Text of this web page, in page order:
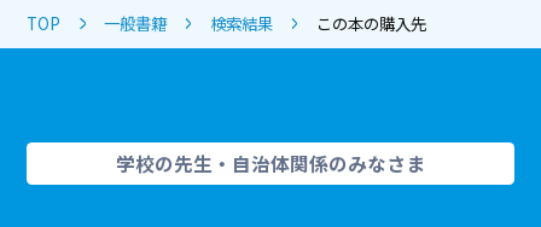
TOP 一般書籍 検索結果 この本の購入先
学校の先生・自治体関係のみなさま